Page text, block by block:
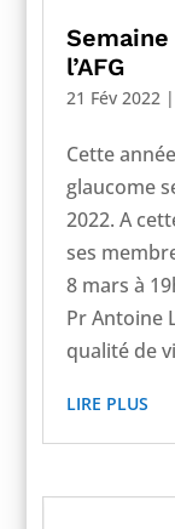
l’AFG
21 Fév 2022 |
Cette
glaucome
2022. A
ses
8 mars à
Pr Antoine
qualité de
LIRE PLUS